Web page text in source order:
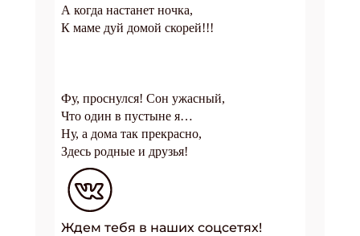
А когда настанет ночка,
К маме дуй домой скорей!!!
Фу, проснулся! Сон ужасный,
Что один в пустыне я…
Ну, а дома так прекрасно,
Здесь родные и друзья!
Ждем тебя в наших соцсетях!